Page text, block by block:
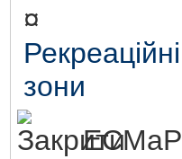
¤
Рекреаційні
зони
ЕСМаР